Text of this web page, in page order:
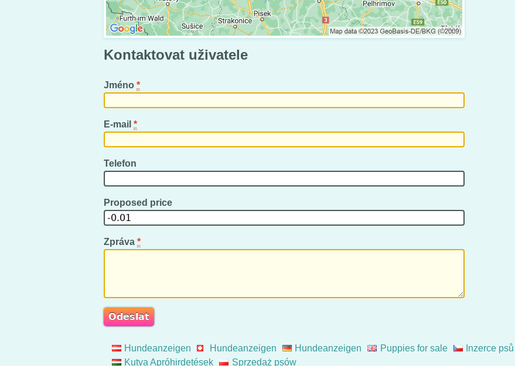
Kontaktovat uživatele
Jméno *
E-mail *
Telefon
Proposed price
Zpráva *
Hundeanzeigen Hundeanzeigen Hundeanzeigen Puppies for sale Inzerce psů
Kutya Apróhirdetések
Sprzedaż psów